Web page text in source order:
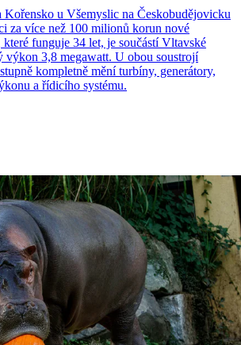
Kořensko u Všemyslic na Českobudějovicku
za více než 100 milionů korun nové
funguje 34 let, je součástí Vltavské
výkon 3,8 megawatt. U obou soustrojí
kompletně mění turbíny, generátory,
a řídicího systému.